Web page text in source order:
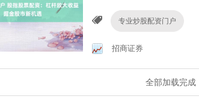
专业炒股配资门户
招商证券
全部加载完成